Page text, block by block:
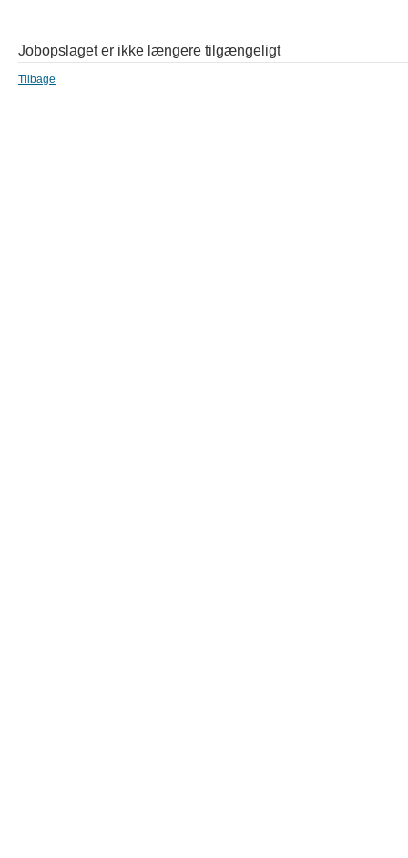
Jobopslaget er ikke længere tilgængeligt
Tilbage